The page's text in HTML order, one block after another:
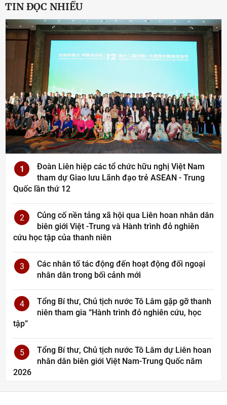
TIN ĐỌC NHIỀU
1
Đoàn Liên hiệp các tổ chức hữu nghị Việt Nam
tham dự Giao lưu Lãnh đạo trẻ ASEAN - Trung
Quốc lần thứ 12
2
Củng cố nền tảng xã hội qua Liên hoan nhân dân
biên giới Việt -Trung và Hành trình đỏ nghiên
cứu học tập của thanh niên
3
Các nhân tố tác động đến hoạt động đối ngoại
nhân dân trong bối cảnh mới
4
Tổng Bí thư, Chủ tịch nước Tô Lâm gặp gỡ thanh
niên tham gia “Hành trình đỏ nghiên cứu, học
tập”
5
Tổng Bí thư, Chủ tịch nước Tô Lâm dự Liên hoan
nhân dân biên giới Việt Nam-Trung Quốc năm
2026